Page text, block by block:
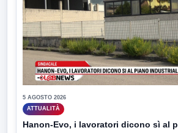
5 AGOSTO 2026
ATTUALITÀ
Hanon-Evo, i lavoratori dicono sì al